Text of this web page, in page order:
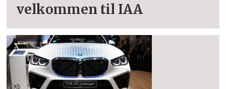
velkommen til IAA